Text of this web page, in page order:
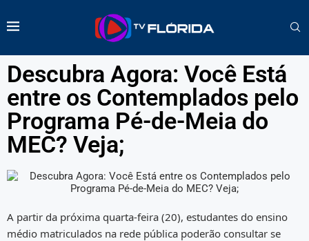
Descubra Agora: Você Está
entre os Contemplados pelo
Programa Pé-de-Meia do
MEC? Veja;
A partir da próxima quarta-feira (20), estudantes do ensino
médio matriculados na rede pública poderão consultar se